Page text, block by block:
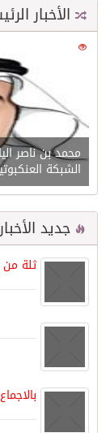
الأخبار
21560
محمد بن ناصر
الشبكة
جديد الأخبار
ثلة